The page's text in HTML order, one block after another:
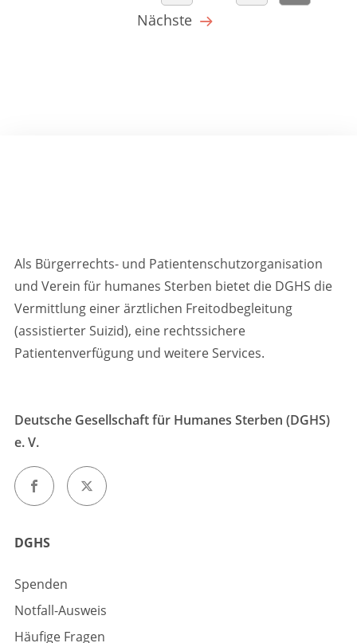
Nächste
Als Bürgerrechts- und Patientenschutzorganisation
und Verein für humanes Sterben bietet die DGHS die
Vermittlung einer ärztlichen Freitodbegleitung
(assistierter Suizid), eine rechtssichere
Patientenverfügung und weitere Services.
Deutsche Gesellschaft für Humanes Sterben (DGHS)
e. V.
DGHS
Spenden
Notfall-Ausweis
Häufige Fragen